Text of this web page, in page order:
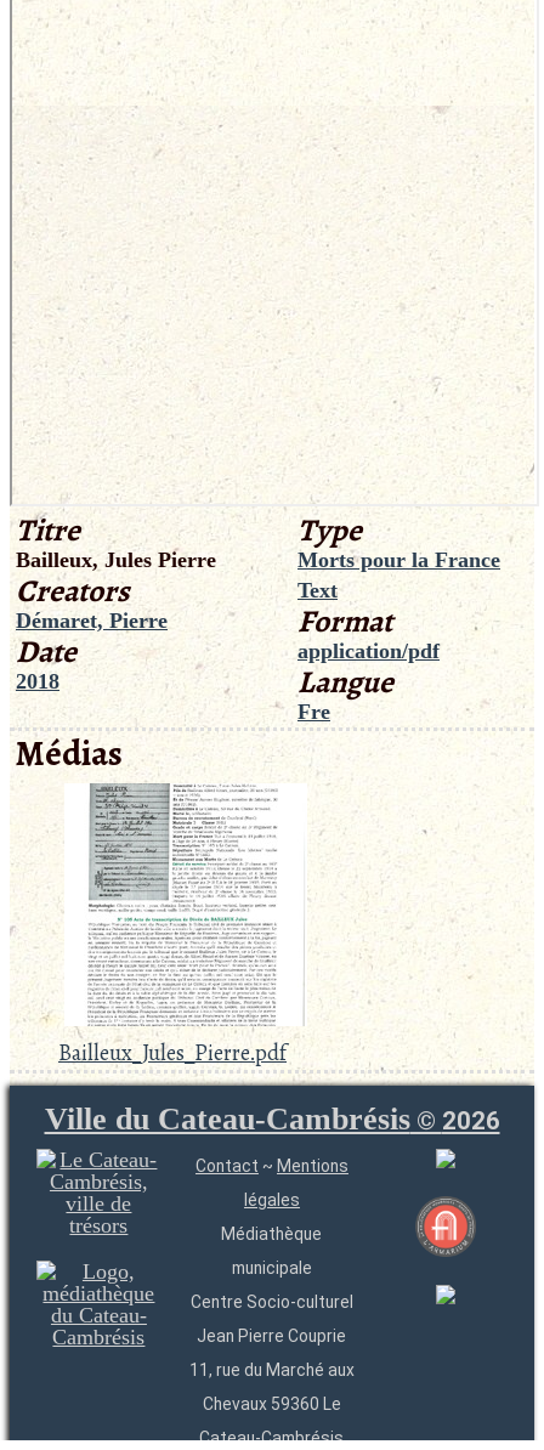
Titre
Bailleux, Jules Pierre
Creators
Démaret, Pierre
Date
2018
Type
Morts pour la France
Text
Format
application/pdf
Langue
Fre
Médias
Bailleux_Jules_Pierre.pdf
Ville du Cateau-Cambrésis© 2026
Contact ~ Mentions
légales
Médiathèque
municipale
Centre Socio-culturel
Jean Pierre Couprie
11, rue du Marché aux
Chevaux 59360 Le
Cateau-Cambrésis